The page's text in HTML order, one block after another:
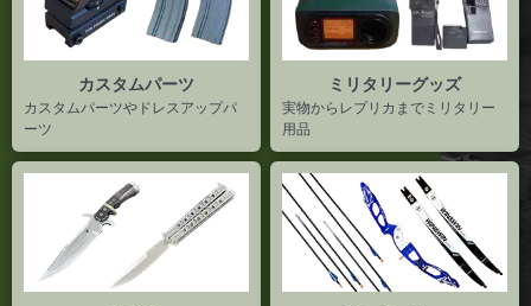
カスタムパーツ
カスタムパーツやドレスアップパ
ーツ
ミリタリーグッズ
実物からレプリカまでミリタリー
用品
ナイフ アーチェリー